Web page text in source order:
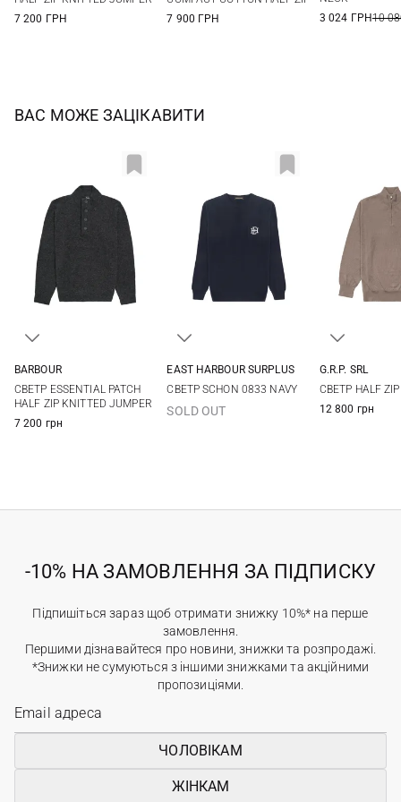
7 200 ГРН
7 900 ГРН
3 024 ГРН10
ВАС МОЖЕ ЗАЦІКАВИТИ
XXL
BARBOUR
СВЕТР ESSENTIAL PATCH
HALF ZIP KNITTED JUMPER
7 200 грн
EAST HARBOUR SURPLUS
СВЕТР SCHON 0833 NAVY
SOLD OUT
G.R.P. SRL
СВЕТР HALF ZIP
12 800 грн
-10% НА ЗАМОВЛЕННЯ ЗА ПІДПИСКУ
Підпишіться зараз щоб отримати знижку 10%* на перше
замовлення.
Першими дізнавайтеся про новини, знижки та розпродажі.
*Знижки не сумуються з іншими знижками та акційними
пропозиціями.
ЧОЛОВІКАМ
ЖІНКАМ